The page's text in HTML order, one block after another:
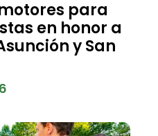
para
en honor a
y San